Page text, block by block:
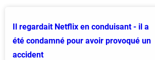
Il regardait Netflix en conduisant - il a
été condamné pour avoir provoqué un
accident